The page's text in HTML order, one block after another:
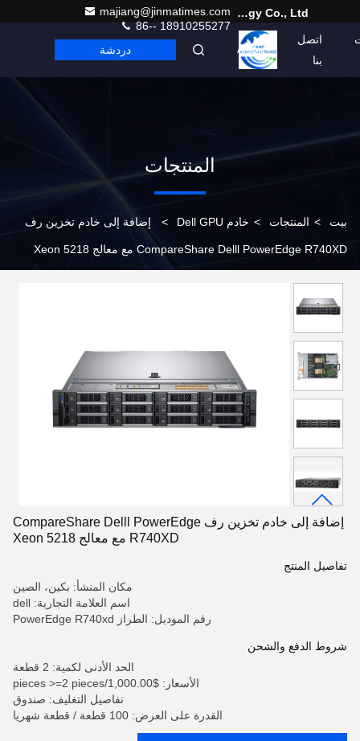
Beijing Guangtian Runze Technology Co., Ltd.
majiang@jinmatimes.com
86-- 18910255277
اتصل
بنا
Arabic دردشة
المنتجات
بيت > المنتجات > خادم Dell GPU > إضافة إلى خادم تخزين رف
CompareShare Delll PowerEdge R740XD مع معالج Xeon 5218
إضافة إلى خادم تخزين رف CompareShare Delll PowerEdge
R740XD مع معالج Xeon 5218
تفاصيل المنتج
مكان المنشأ: بكين، الصين
اسم العلامة التجارية: dell
رقم الموديل: الطراز PowerEdge R740xd
شروط الدفع والشحن
الحد الأدنى لكمية: 2 قطعة
الأسعار: $1,000.00/pieces >=2 pieces
تفاصيل التغليف: صندوق
القدرة على العرض: 100 قطعة / قطعة شهريا